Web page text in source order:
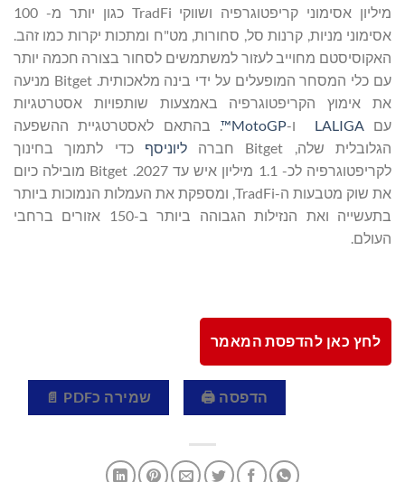
מיליון אסימוני קריפטוגרפיה ושווקי TradFi כגון יותר מ- 100
אסימוני מניות, קרנות סל, סחורות, מט"ח ומתכות יקרות כמו זהב.
האקוסיסטם מחוייב לעזור למשתמשים לסחור בצורה חכמה יותר
עם כלי המסחר המופעלים על ידי בינה מלאכותית. Bitget מניעה
את אימוץ הקריפטוגרפיה באמצעות שותפויות אסטרטגיות
עםLALIGA ו-MotoGP™
. בהתאם לאסטרטגיית ההשפעה
הגלובלית שלה, Bitget חברה
ליוניסף כדי לתמוך בחינוך
לקריפטוגרפיה לכ- 1.1 מיליון איש עד 2027. Bitget מובילה כיום
את שוק מטבעות ה-TradFi, ומספקת את העמלות הנמוכות ביותר
בתעשייה ואת הנזילות הגבוהה ביותר ב-150 אזורים ברחבי
העולם.
לחץ כאן להדפסת המאמר
הדפסה 🖨 שמירה כPDF 📄